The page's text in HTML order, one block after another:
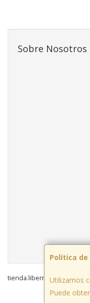
Política
Utilizamos
Puede
Sobre Nosotros
tienda.libermovil.es © 2026